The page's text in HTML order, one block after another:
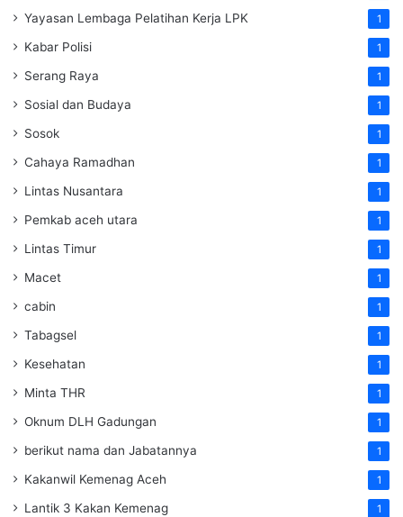
Yayasan Lembaga Pelatihan Kerja LPK 1
Kabar Polisi 1
Serang Raya 1
Sosial dan Budaya 1
Sosok 1
Cahaya Ramadhan 1
Lintas Nusantara 1
Pemkab aceh utara 1
Lintas Timur 1
Macet 1
cabin 1
Tabagsel 1
Kesehatan 1
Minta THR 1
Oknum DLH Gadungan 1
berikut nama dan Jabatannya 1
Kakanwil Kemenag Aceh 1
Lantik 3 Kakan Kemenag 1